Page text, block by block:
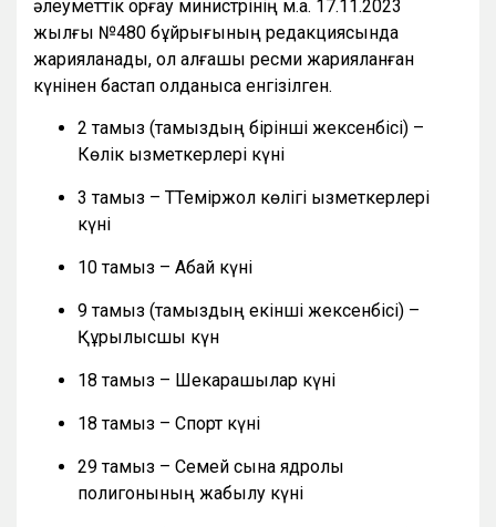
әлеуметтік қорғау министрінің м.а. 17.11.2023
жылғы №480 бұйрығының редакциясында
жарияланады, ол алғашқы ресми жарияланған
күнінен бастап қолданысқа енгізілген.
2 тамыз (тамыздың бірінші жексенбісі) –
Көлік қызметкерлері күні
3 тамыз – ТТеміржол көлігі қызметкерлері
күні
10 тамыз – Абай күні
9 тамыз (тамыздың екінші жексенбісі) –
Құрылысшы күн
18 тамыз – Шекарашылар күні
18 тамыз – Спорт күні
29 тамыз – Семей сынақ ядролық
полигонының жабылу күні